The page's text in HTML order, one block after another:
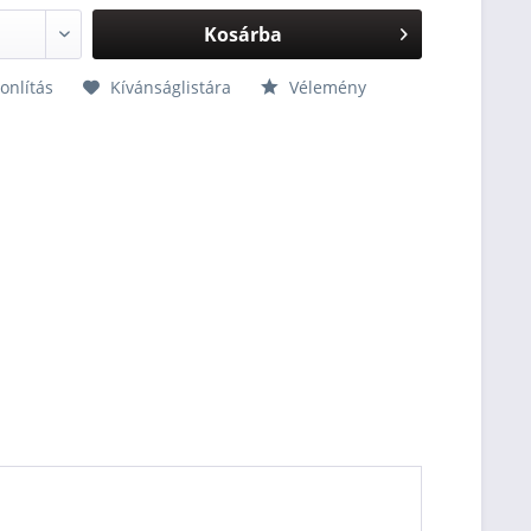
Kosárba
Kívánságlistára Vélemény